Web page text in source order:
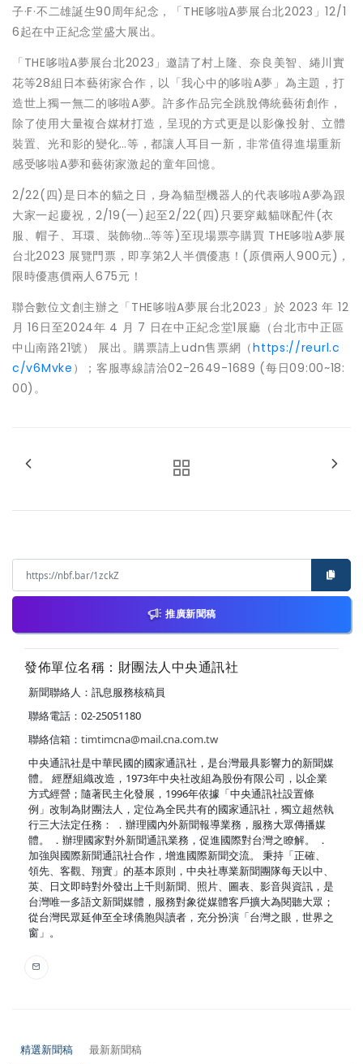
子·F·不二雄誕生90周年紀念，「THE哆啦A夢展台北2023」12/1
6起在中正紀念堂盛大展出。
「THE哆啦A夢展台北2023」邀請了村上隆、奈良美智、綣川實
花等28組日本藝術家合作，以「我心中的哆啦A夢」為主題，打
造世上獨一無二的哆啦A夢。許多作品完全跳脫傳統藝術創作，
除了使用大量複合媒材打造，呈現的方式更是以影像投射、立體
裝置、光和影的變化…等，都讓人耳目一新，非常值得進場重新
感受哆啦A夢和藝術家激起的童年回憶。
2/22(四)是日本的貓之日，身為貓型機器人的代表哆啦A夢為跟
大家一起慶祝，2/19(一)起至2/22(四)只要穿戴貓咪配件(衣
服、帽子、耳環、裝飾物…等等)至現場票亭購買 THE哆啦A夢展
台北2023 展覽門票，即享第2人半價優惠！(原價兩人900元)，
限時優惠價兩人675元！
聯合數位文創主辦之「THE哆啦A夢展台北2023」於 2023 年 12
月 16日至2024年 4 月 7 日在中正紀念堂1展廳（台北市中正區
中山南路21號） 展出。購票請上udn售票網（https://reurl.c
c/v6Mvke ）；客服專線請洽02-2649-1689 (每日09:00~18:
00)。
推廣新聞稿
發佈單位名稱：財團法人中央通訊社
新聞聯絡人：訊息服務核稿員
聯絡電話：02-25051180
聯絡信箱： timtimcna@mail.cna.com.tw
中央通訊社是中華民國的國家通訊社，是台灣最具影響力的新聞媒
體。 經歷組織改造，1973年中央社改組為股份有限公司，以企業
方式經營；隨著民主化發展，1996年依據「中央通訊社設置條
例」改制為財團法人，定位為全民共有的國家通訊社，獨立超然執
行三大法定任務： ．辦理國內外新聞報導業務，服務大眾傳播媒
體。 ．辦理國家對外新聞通訊業務，促進國際對台灣之瞭解。 ．
加強與國際新聞通訊社合作，增進國際新聞交流。 秉持「正確、
領先、客觀、翔實」的基本原則，中央社專業新聞團隊每天以中、
英、日文即時對外發出上千則新聞、照片、圖表、影音與資訊，是
台灣唯一多語文新聞媒體，服務對象從媒體客戶擴大為閱聽大眾；
從台灣民眾延伸至全球僑胞與讀者，充分扮演「台灣之眼，世界之
窗」。
精選新聞稿 最新新聞稿